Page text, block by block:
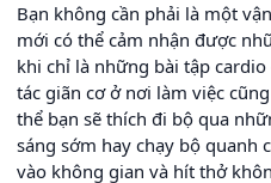
Bạn không cần phải là một
mới có thể cảm nhận được
khi chỉ là những bài tập
tác giãn cơ ở nơi làm việc
thể bạn sẽ thích đi bộ qua
sáng sớm hay chạy bộ quanh
vào không gian và hít thở